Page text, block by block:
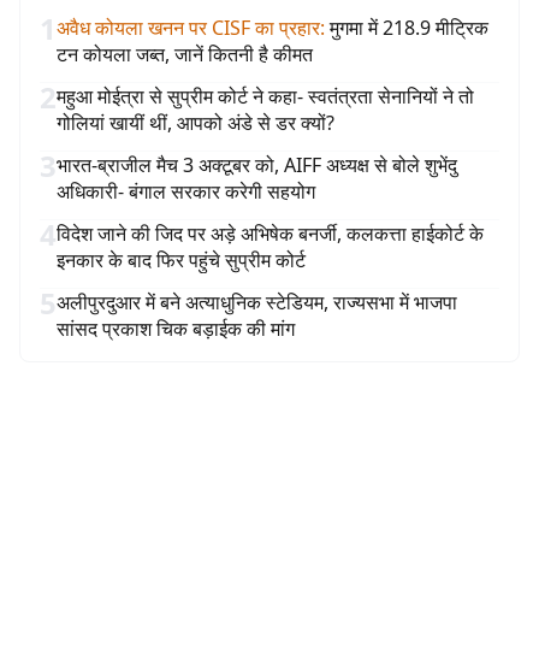
1अवैध कोयला खनन पर CISF का प्रहार: मुगमा में 218.9 मीट्रिक
टन कोयला जब्त, जानें कितनी है कीमत
2महुआ मोईत्रा से सुप्रीम कोर्ट ने कहा- स्वतंत्रता सेनानियों ने तो
गोलियां खायीं थीं, आपको अंडे से डर क्यों?
3भारत-ब्राजील मैच 3 अक्टूबर को, AIFF अध्यक्ष से बोले शुभेंदु
अधिकारी- बंगाल सरकार करेगी सहयोग
4विदेश जाने की जिद पर अड़े अभिषेक बनर्जी, कलकत्ता हाईकोर्ट के
इनकार के बाद फिर पहुंचे सुप्रीम कोर्ट
5अलीपुरदुआर में बने अत्याधुनिक स्टेडियम, राज्यसभा में भाजपा
सांसद प्रकाश चिक बड़ाईक की मांग